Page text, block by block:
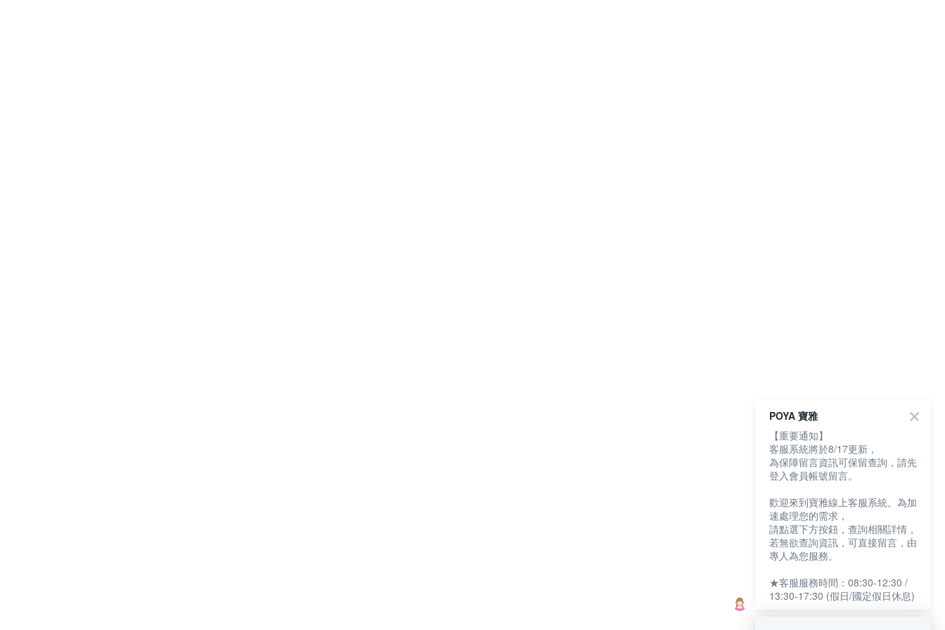
POYA 寶雅
【重要通知】
客服系統將於8/17更新，
為保障留言資訊可保留查詢，請先
登入會員帳號留言。
歡迎來到寶雅線上客服系統。為加
速處理您的需求，
請點選下方按鈕，查詢相關詳情，
若無欲查詢資訊，可直接留言，由
專人為您服務。
★客服服務時間：08:30-12:30 /
13:30-17:30 (假日/國定假日休息)